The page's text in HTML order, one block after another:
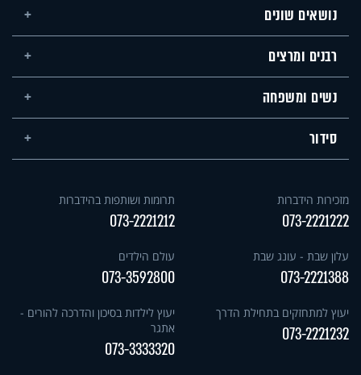
נושאים שונים
רבנים ומרצים
נשים ומשפחה
סידור
מזכירות הידברות
073-2221222
תרומות ושותפות בהידברות
073-2221212
עלון שבת - עונג שבת
073-2221388
עולם הילדים
073-3592800
יעוץ למתחזקים בתחילת הדרך
073-2221232
יעוץ לילדות בסיכון והדרכה להורים -
אתגר
073-3333320